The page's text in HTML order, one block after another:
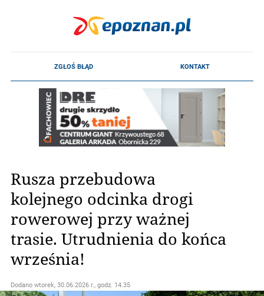
Rusza przebudowa
kolejnego odcinka drogi
rowerowej przy ważnej
trasie. Utrudnienia do końca
września!
Dodano wtorek, 30.06.2026 r., godz. 14.35